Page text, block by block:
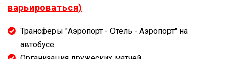
варьироваться)
Трансферы "Аэропорт - Отель - Аэропорт" на
автобусе